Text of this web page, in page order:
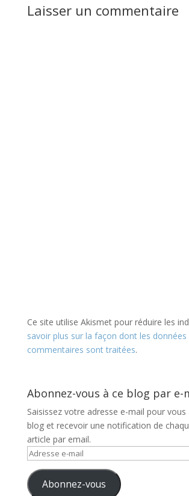
Laisser un commentaire
Ce site utilise Akismet pour réduire les
savoir plus sur la façon dont les données
commentaires sont traitées.
Abonnez-vous à ce blog par e-
Saisissez votre adresse e-mail pour vous
blog et recevoir une notification de
article par email.
Adresse
mail Abonnez-vous